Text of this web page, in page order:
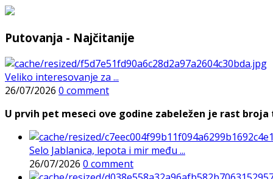
Putovanja - Najčitanije
Veliko interesovanje za ...
26/07/2026 0 comment
U prvih pet meseci ove godine zabeležen je rast
Selo Jablanica, lepota i mir među ...
26/07/2026 0 comment